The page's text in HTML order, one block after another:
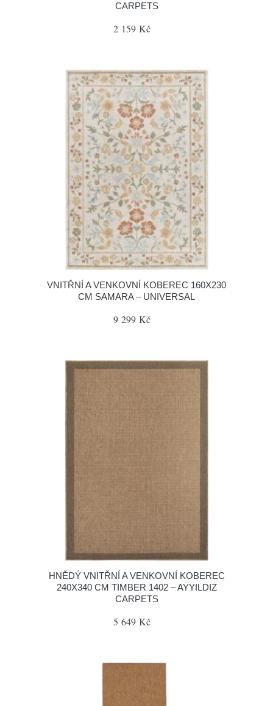
CARPETS
2 159 Kč
VNITŘNÍ A VENKOVNÍ KOBEREC 160X230
CM SAMARA – UNIVERSAL
9 299 Kč
HNĚDÝ VNITŘNÍ A VENKOVNÍ KOBEREC
240X340 CM TIMBER 1402 – AYYILDIZ
CARPETS
5 649 Kč